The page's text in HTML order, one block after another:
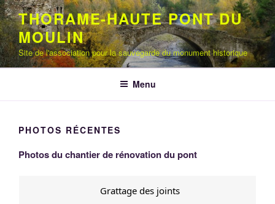
Aller
au
contenu
principal
THORAME-HAUTE PONT DU
MOULIN
Site de l'association pour la sauvegarde du monument historique
Menu
PHOTOS RÉCENTES
Photos du chantier de rénovation du pont
Grattage des joints